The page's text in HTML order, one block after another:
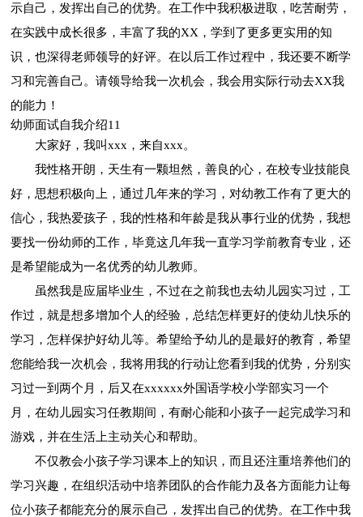
示自己，发挥出自己的优势。在工作中我积极进取，吃苦耐劳，
在实践中成长很多，丰富了我的XX，学到了更多更实用的知
识，也深得老师领导的好评。在以后工作过程中，我还要不断学
习和完善自己。请领导给我一次机会，我会用实际行动去XX我
的能力！
幼师面试自我介绍11
大家好，我叫xxx，来自xxx。
我性格开朗，天生有一颗坦然，善良的心，在校专业技能良
好，思想积极向上，通过几年来的学习，对幼教工作有了更大的
信心，我热爱孩子，我的性格和年龄是我从事行业的优势，我想
要找一份幼师的工作，毕竟这几年我一直学习学前教育专业，还
是希望能成为一名优秀的幼儿教师。
虽然我是应届毕业生，不过在之前我也去幼儿园实习过，工
作过，就是想多增加个人的经验，总结怎样更好的使幼儿快乐的
学习，怎样保护好幼儿等。希望给予幼儿的是最好的教育，希望
您能给我一次机会，我将用我的行动让您看到我的优势，分别实
习过一到两个月，后又在xxxxxx外国语学校小学部实习一个
月，在幼儿园实习任教期间，有耐心能和小孩子一起完成学习和
游戏，并在生活上主动关心和帮助。
不仅教会小孩子学习课本上的知识，而且还注重培养他们的
学习兴趣，在组织活动中培养团队的合作能力及各方面能力让每
位小孩子都能充分的展示自己，发挥出自己的优势。在工作中我